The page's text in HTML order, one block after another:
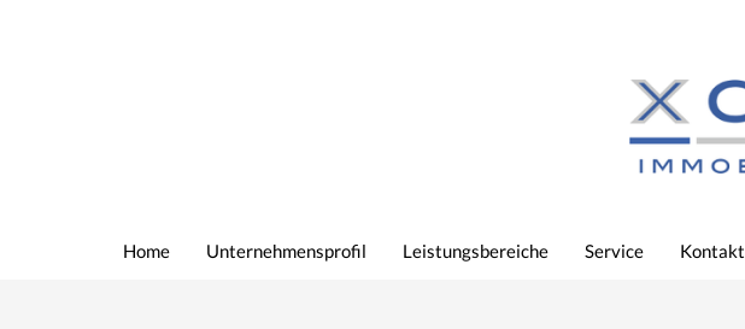
Home Unternehmensprofil Leistungsbereiche Service Kontakt